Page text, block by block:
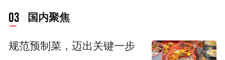
03 国内聚焦
规范预制菜，迈出关键一步